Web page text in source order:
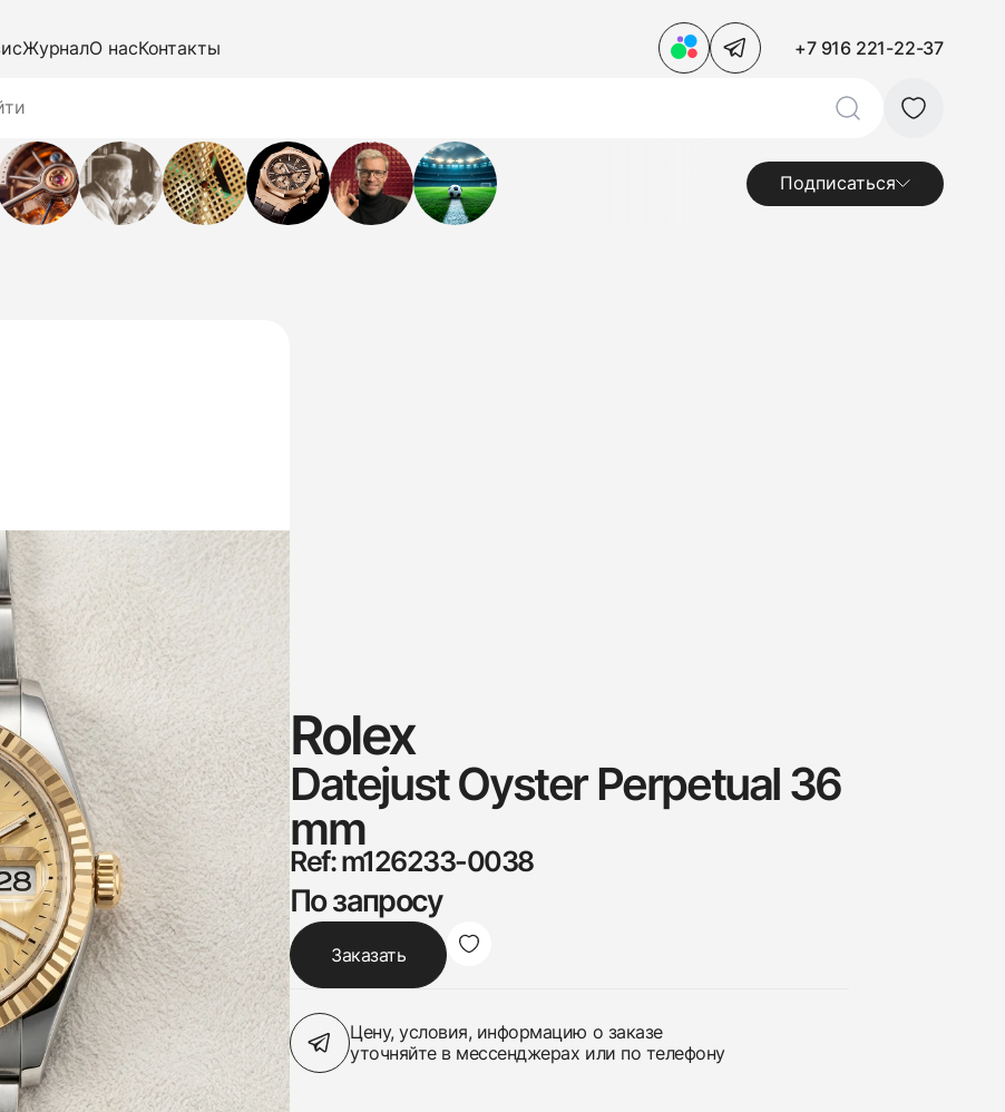
ЖурналО насКонтакты +7 916 221-22-37
Подписаться
Rolex
Datejust Oyster Perpetual 36
mm
Ref: m126233-0038
По запросу
Заказать
Цену, условия, информацию о заказе
уточняйте в мессенджерах или по телефону